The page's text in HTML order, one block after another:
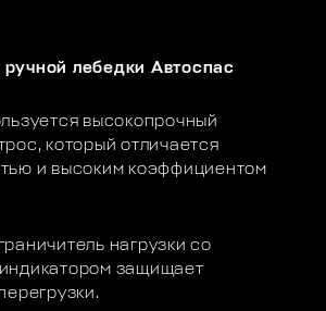
лебедки Автоспас
высокопрочный
который отличается
и высоким коэффициентом
нагрузки со
защищает